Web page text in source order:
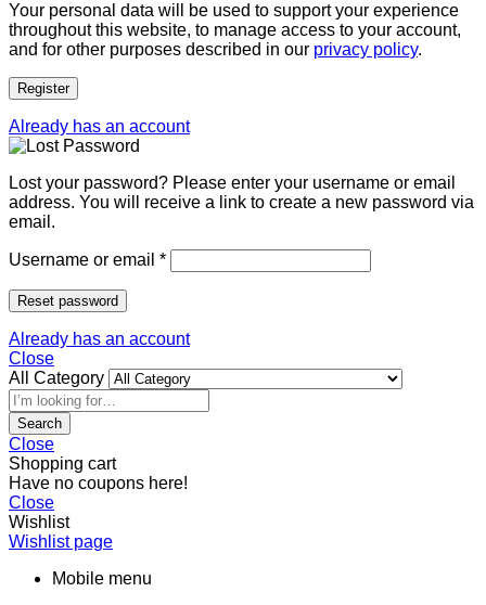
Your personal data will be used to support your experience
throughout this website, to manage access to your account,
and for other purposes described in our privacy policy.
Register
Already has an account
Lost your password? Please enter your username or email
address. You will receive a link to create a new password via
email.
Username or email *
Reset password
Already has an account
Close
All Category
Search
Close
Shopping cart
Have no coupons here!
Close
Wishlist
Wishlist page
Mobile menu